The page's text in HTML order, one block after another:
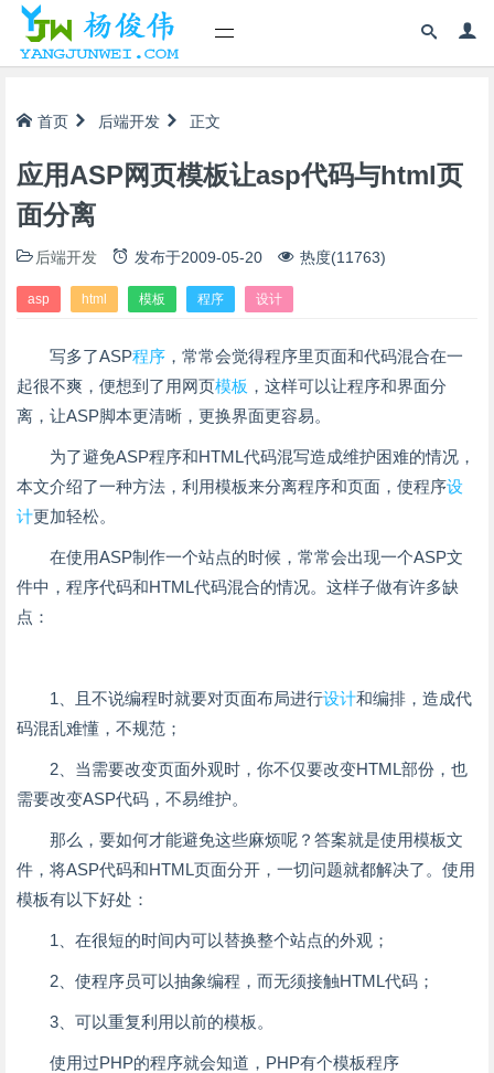
首页 后端开发 正文
应用ASP网页模板让asp代码与html页
面分离
后端开发 发布于2009-05-20 热度(11763)
asp html 模板 程序 设计
写多了ASP程序 ，常常会觉得程序里页面和代码混合在一
起很不爽，便想到了用网页模板 ，这样可以让程序和界面分
离，让ASP脚本更清晰，更换界面更容易。
为了避免ASP程序和HTML代码混写造成维护困难的情况，
本文介绍了一种方法，利用模板来分离程序和页面，使程序设
计更加轻松。
在使用ASP制作一个站点的时候，常常会出现一个ASP文
件中，程序代码和HTML代码混合的情况。这样子做有许多缺
点：
1、且不说编程时就要对页面布局进行设计和编排，造成代
码混乱难懂，不规范；
2、当需要改变页面外观时，你不仅要改变HTML部份，也
需要改变ASP代码，不易维护。
那么，要如何才能避免这些麻烦呢？答案就是使用模板文
件，将ASP代码和HTML页面分开，一切问题就都解决了。使用
模板有以下好处：
1、在很短的时间内可以替换整个站点的外观；
2、使程序员可以抽象编程，而无须接触HTML代码；
3、可以重复利用以前的模板。
使用过PHP的程序就会知道，PHP有个模板程序